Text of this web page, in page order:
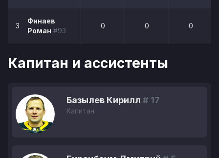
3
Финаев
Роман #93
0 0 0
Капитан и ассистенты
Базылев Кирилл # 17
Капитан